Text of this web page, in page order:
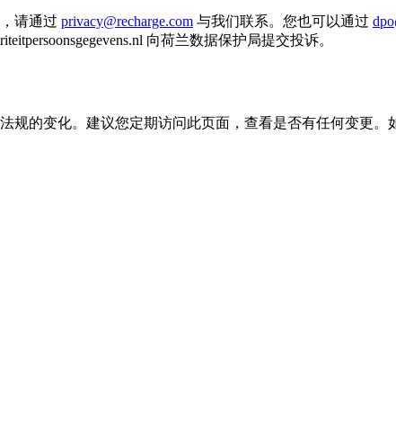
请通过 privacy@recharge.com 与我们联系。您也可以通过
向荷兰数据保护局提交投诉。
规的变化。建议您定期访问此页面，查看是否有任何变更